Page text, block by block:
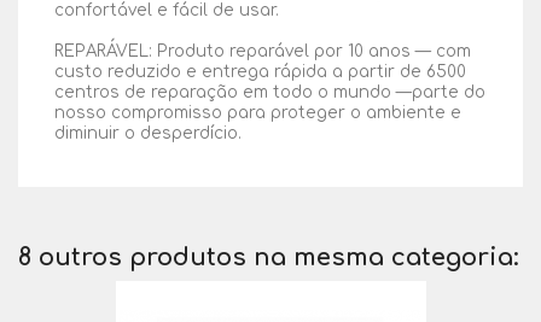
confortável e fácil de usar.
REPARÁVEL: Produto reparável por 10 anos — com
custo reduzido e entrega rápida a partir de 6500
centros de reparação em todo o mundo —parte do
nosso compromisso para proteger o ambiente e
diminuir o desperdício.
8 outros produtos na mesma categoria: